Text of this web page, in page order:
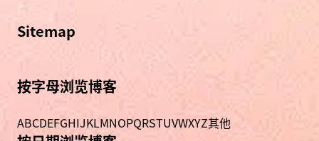
Sitemap
按字母浏览博客
ABCDEFGHIJKLMNOPQRSTUVWXYZ其他